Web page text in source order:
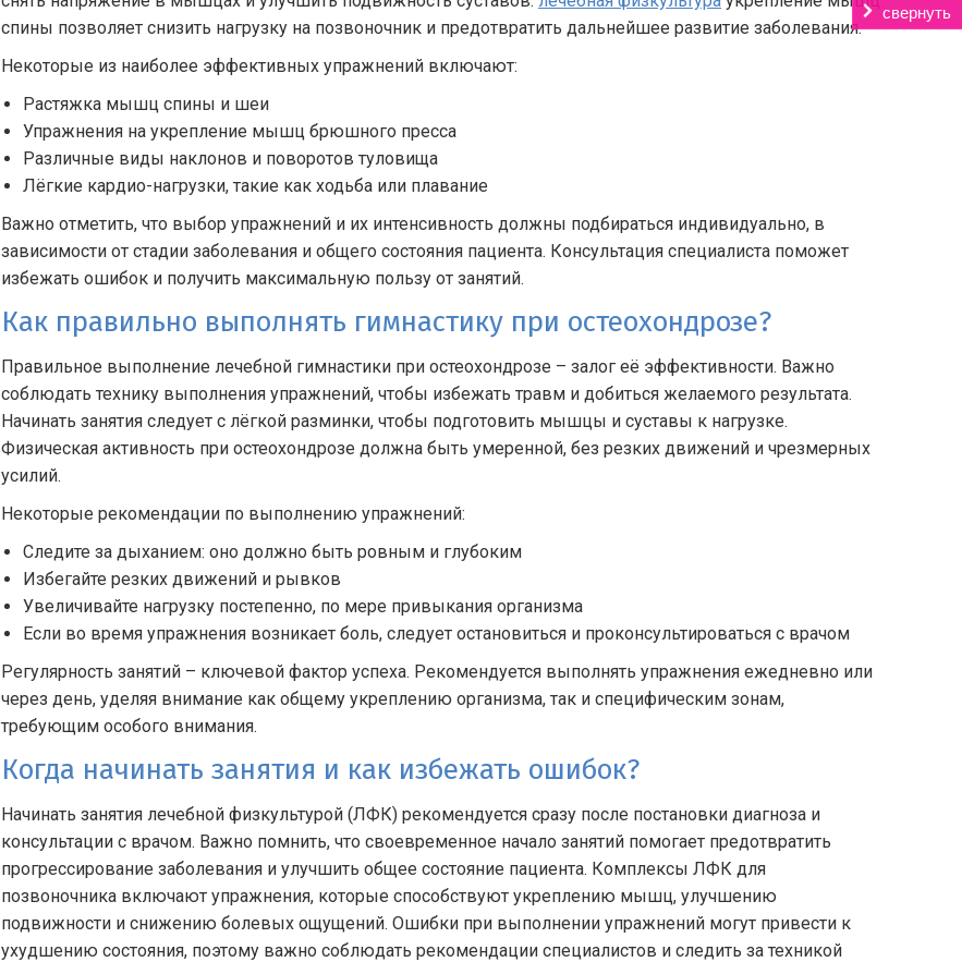
свернуть
спины позволяет снизить нагрузку на позвоночник и предотвратить дальнейшее развитие заболевания.
Некоторые из наиболее эффективных упражнений включают:
Растяжка мышц спины и шеи
Упражнения на укрепление мышц брюшного пресса
Различные виды наклонов и поворотов туловища
Лёгкие кардио-нагрузки, такие как ходьба или плавание
Важно отметить, что выбор упражнений и их интенсивность должны подбираться индивидуально, в
зависимости от стадии заболевания и общего состояния пациента. Консультация специалиста поможет
избежать ошибок и получить максимальную пользу от занятий.
Как правильно выполнять гимнастику при остеохондрозе?
Правильное выполнение лечебной гимнастики при остеохондрозе – залог её эффективности. Важно
соблюдать технику выполнения упражнений, чтобы избежать травм и добиться желаемого результата.
Начинать занятия следует с лёгкой разминки, чтобы подготовить мышцы и суставы к нагрузке.
Физическая активность при остеохондрозе должна быть умеренной, без резких движений и чрезмерных
усилий.
Некоторые рекомендации по выполнению упражнений:
Следите за дыханием: оно должно быть ровным и глубоким
Избегайте резких движений и рывков
Увеличивайте нагрузку постепенно, по мере привыкания организма
Если во время упражнения возникает боль, следует остановиться и проконсультироваться с врачом
Регулярность занятий – ключевой фактор успеха. Рекомендуется выполнять упражнения ежедневно или
через день, уделяя внимание как общему укреплению организма, так и специфическим зонам,
требующим особого внимания.
Когда начинать занятия и как избежать ошибок?
Начинать занятия лечебной физкультурой (ЛФК) рекомендуется сразу после постановки диагноза и
консультации с врачом. Важно помнить, что своевременное начало занятий помогает предотвратить
прогрессирование заболевания и улучшить общее состояние пациента. Комплексы ЛФК для
позвоночника включают упражнения, которые способствуют укреплению мышц, улучшению
подвижности и снижению болевых ощущений. Ошибки при выполнении упражнений могут привести к
ухудшению состояния, поэтому важно соблюдать рекомендации специалистов и следить за техникой